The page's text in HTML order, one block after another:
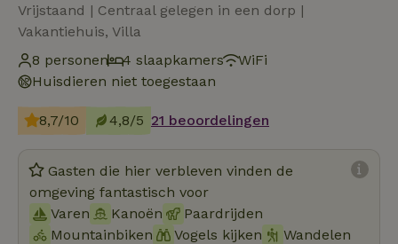
Vrijstaand | Centraal gelegen in een dorp |
Vakantiehuis, Villa
8 personen
4 slaapkamers
WiFi
Huisdieren niet toegestaan
8,7/10 4,8/5 21 beoordelingen
Gasten die hier verbleven vinden de
omgeving fantastisch voor
Varen
Kanoën
Paardrijden
Mountainbiken
Vogels kijken Wandelen